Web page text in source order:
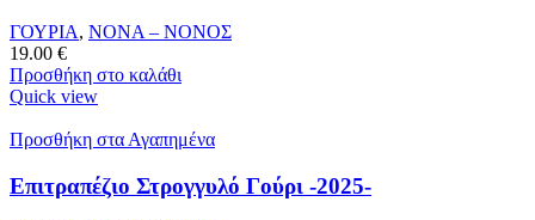
ΓΟΥΡΙΑ, ΝΟΝΑ – ΝΟΝΟΣ
19.00 €
Προσθήκη στο καλάθι
Quick view
Προσθήκη στα Αγαπημένα
Επιτραπέζιο Στρογγυλό Γούρι -2025-